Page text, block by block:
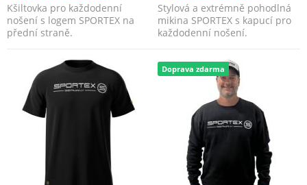
Kšiltovka pro každodenní
nošení s logem SPORTEX na
přední straně.
Stylová a extrémně pohodlná
mikina SPORTEX s kapucí pro
každodenní nošení.
Doprava zdarma